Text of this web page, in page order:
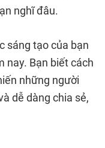
nghĩ đâu.
sáng tạo của bạn
nay. Bạn biết cách
những người
dễ dàng chia sẻ,